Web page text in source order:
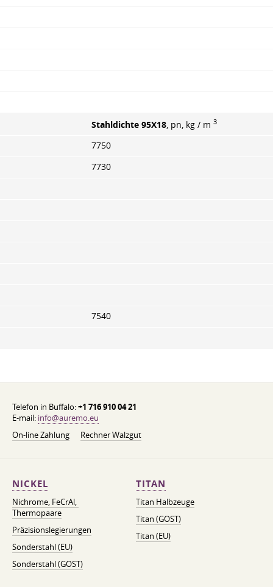
Stahldichte 95X18 , pn, kg / m 3
7750
7730
7540
Telefon in Buffalo:+1 716 910 04 21
E-mail: info@auremo.eu
On-line Zahlung
Rechner Walzgut
NICKEL
Nichrome, FeСrAl, ​​
Thermopaare
Präzisionslegierungen
Sonderstahl (EU)
Sonderstahl (GOST)
TITAN
Titan Halbzeuge
Titan (GOST)
Titan (EU)